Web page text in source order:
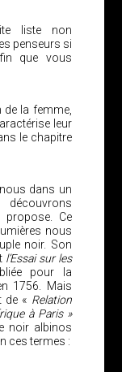
liste non
penseurs si
que vous
la femme,
leur
le chapitre
dans un
propose. Ce
nous
noir. Son
l’Essai sur les
pour la
1756. Mais
de « Relation
à Paris »
noir albinos
ces termes :